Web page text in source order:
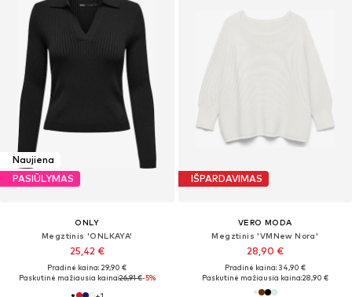
Naujiena
PASIŪLYMAS
ONLY
Megztinis 'ONLKAYA'
25,42 €
Pradinė kaina: 29,90 €
Paskutinė mažiausia kaina:26,91 €-5%
IŠPARDAVIMAS
VERO MODA
Megztinis 'VMNew Nora'
28,90 €
Pradinė kaina: 34,90 €
Paskutinė mažiausia kaina:28,90 €